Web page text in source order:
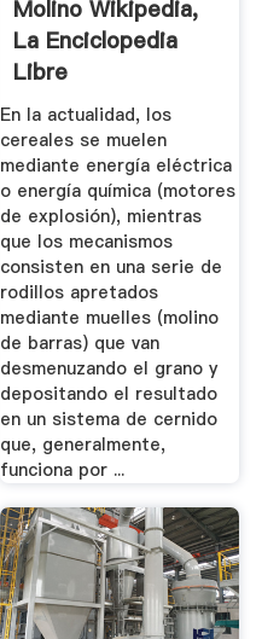
Molino Wikipedia,
La Enciclopedia
Libre
En la actualidad, los
cereales se muelen
mediante energía eléctrica
o energía química (motores
de explosión), mientras
que los mecanismos
consisten en una serie de
rodillos apretados
mediante muelles (molino
de barras) que van
desmenuzando el grano y
depositando el resultado
en un sistema de cernido
que, generalmente,
funciona por ...